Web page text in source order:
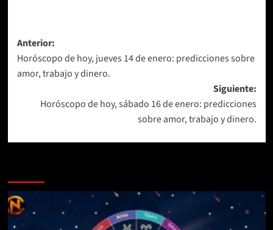
Navegación
de
entradas
Anterior:
Horóscopo de hoy, jueves 14 de enero: predicciones sobre
amor, trabajo y dinero.
Siguiente:
Horóscopo de hoy, sábado 16 de enero: predicciones
sobre amor, trabajo y dinero.